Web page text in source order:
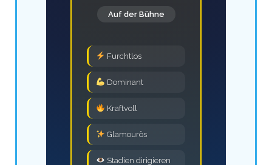
Auf der Bühne
Furchtlos
Dominant
Kraftvoll
Glamourös
Stadien dirigieren